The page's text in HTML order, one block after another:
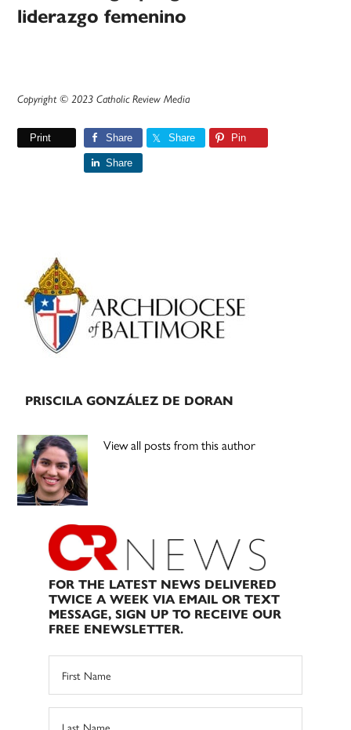
liderazgo femenino
Copyright © 2023 Catholic Review Media
Print Share Share Pin
Share
Primary
Sidebar
PRISCILA GONZÁLEZ DE DORAN
View all posts from this author
FOR THE LATEST NEWS DELIVERED
TWICE A WEEK VIA EMAIL OR TEXT
MESSAGE, SIGN UP TO RECEIVE OUR
FREE ENEWSLETTER.